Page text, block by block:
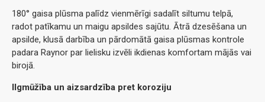
180° gaisa plūsma palīdz vienmērīgi sadalīt siltumu telpā,
radot patīkamu un maigu apsildes sajūtu. Ātrā dzesēšana un
apsilde, klusā darbība un pārdomātā gaisa plūsmas kontrole
padara Raynor par lielisku izvēli ikdienas komfortam mājās vai
birojā.
Ilgmūžība un aizsardzība pret koroziju